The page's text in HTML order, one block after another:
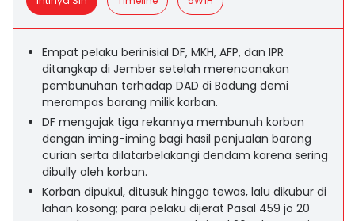
Empat pelaku berinisial DF, MKH, AFP, dan IPR
ditangkap di Jember setelah merencanakan
pembunuhan terhadap DAD di Badung demi
merampas barang milik korban.
DF mengajak tiga rekannya membunuh korban
dengan iming-iming bagi hasil penjualan barang
curian serta dilatarbelakangi dendam karena sering
dibully oleh korban.
Korban dipukul, ditusuk hingga tewas, lalu dikubur di
lahan kosong; para pelaku dijerat Pasal 459 jo 20